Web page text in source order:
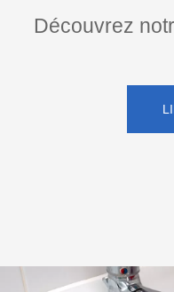
Découvrez